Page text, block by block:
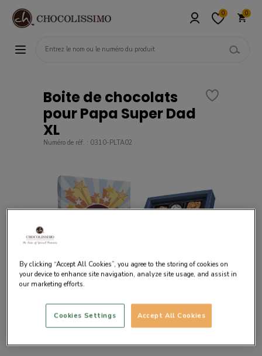
0 0
Boite de chocolats
pour Papa Super Dad
XL
Numéro de réf. : 0310-PLTA02
By clicking “Accept All Cookies”, you agree to the storing of cookies on
your device to enhance site navigation, analyze site usage, and assist in
our marketing efforts.
Accept All Cookies
Cookies Settings